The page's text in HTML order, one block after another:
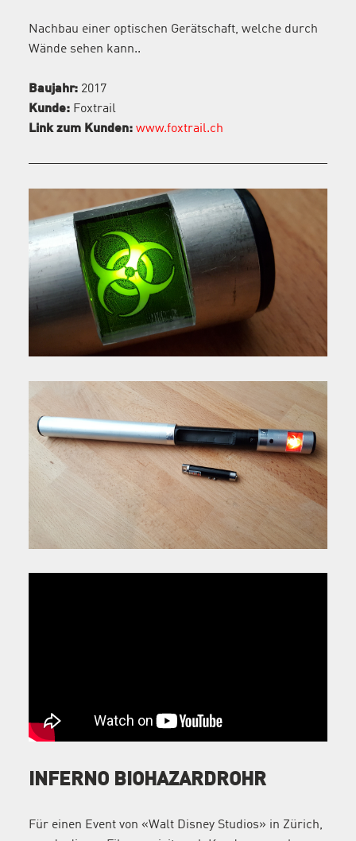
Nachbau einer optischen Gerätschaft, welche durch
Wände sehen kann..
Baujahr:2017
Kunde:Foxtrail
Link zum Kunden: www.foxtrail.ch
INFERNO BIOHAZARDROHR
Für einen Event von «Walt Disney Studios» in Zürich,